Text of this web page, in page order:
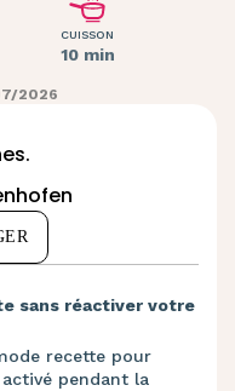
CUISSON
10 min
2026
sans réactiver votre
recette pour
pendant la